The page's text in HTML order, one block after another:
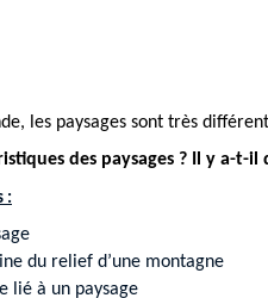
les paysages sont très
des paysages ? Il y a-t-il
:
du relief d’une montagne
lié à un paysage